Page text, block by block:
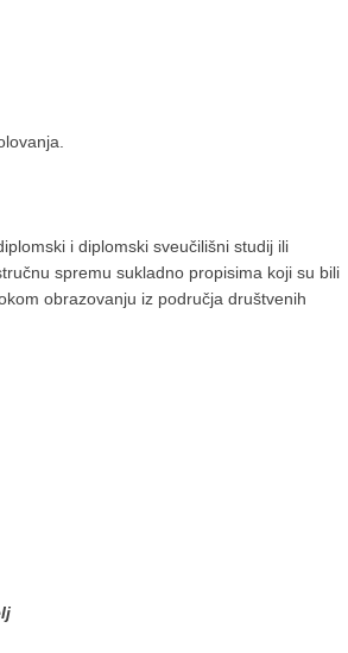
i diplomski sveučilišni studij ili
spremu sukladno propisima koji su bili
obrazovanju iz područja društvenih